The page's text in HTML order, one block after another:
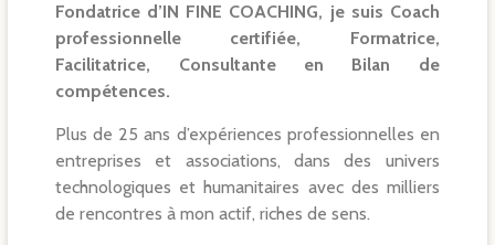
Fondatrice d’IN FINE COACHING, je suis Coach
professionnelle certifiée, Formatrice,
Facilitatrice, Consultante en Bilan de
compétences.
Plus de 25 ans d’expériences professionnelles en
entreprises et associations, dans des univers
technologiques et humanitaires avec des milliers
de rencontres à mon actif, riches de sens.